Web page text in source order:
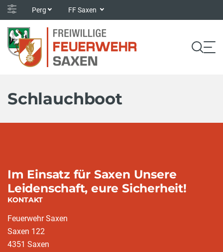
Perg FF Saxen
Schlauchboot
Im Einsatz für Saxen Unsere
Leidenschaft, eure Sicherheit!
KONTAKT
Feuerwehr Saxen
Saxen 122
4351 Saxen